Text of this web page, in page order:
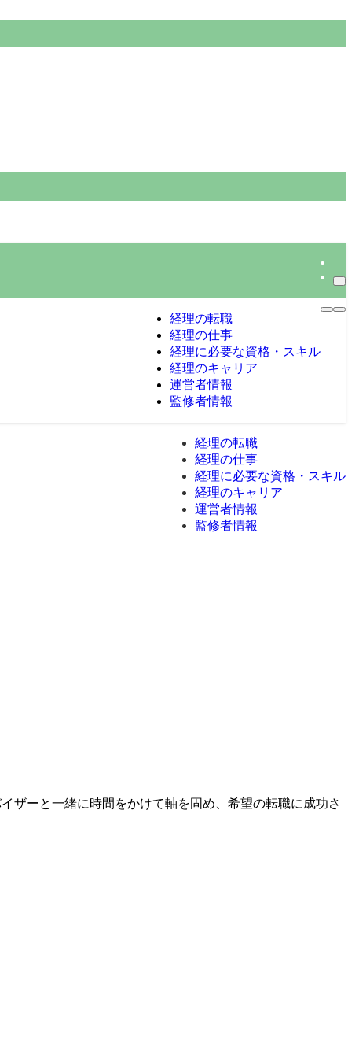
経理の転職
経理の仕事
経理に必要な資格・スキル
経理のキャリア
運営者情報
監修者情報
経理の転職
経理の仕事
経理に必要な資格・スキル
経理のキャリア
運営者情報
監修者情報
ザーと一緒に時間をかけて軸を固め、希望の転職に成功さ